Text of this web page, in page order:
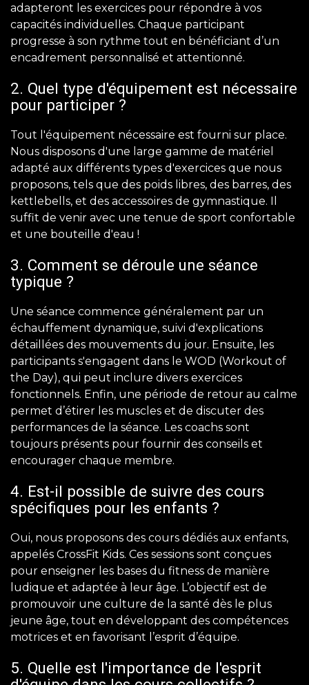
adapteront les exercices pour répondre à vos
capacités individuelles. Chaque participant
progresse à son rythme tout en bénéficiant d’un
encadrement personnalisé et attentionné.
2. Quel type d'équipement est nécessaire
pour participer ?
Tout l'équipement nécessaire est fourni sur place.
Nous disposons d'une large gamme de matériel
adapté aux différents types d'exercices que nous
proposons, tels que des poids libres, des barres, des
kettlebells, et des accessoires de gymnastique. Il
suffit de venir avec une tenue de sport confortable
et une bouteille d'eau !
3. Comment se déroule une séance
typique ?
Une séance commence généralement par un
échauffement dynamique, suivi d'explications
détaillées des mouvements du jour. Ensuite, les
participants s'engagent dans le WOD (Workout of
the Day), qui peut inclure divers exercices
fonctionnels. Enfin, une période de retour au calme
permet d’étirer les muscles et de discuter des
performances de la séance. Les coachs sont
toujours présents pour fournir des conseils et
encourager chaque membre.
4. Est-il possible de suivre des cours
spécifiques pour les enfants ?
Oui, nous proposons des cours dédiés aux enfants,
appelés CrossFit Kids. Ces sessions sont conçues
pour enseigner les bases du fitness de manière
ludique et adaptée à leur âge. L’objectif est de
promouvoir une culture de la santé dès le plus
jeune âge, tout en développant des compétences
motrices et en favorisant l’esprit d’équipe.
5. Quelle est l'importance de l'esprit